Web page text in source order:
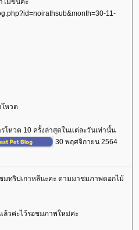
11-
หวต
โหวต 10 ครั้งล่าสุดในแต่ละวันเท่านั้น
30 พฤศจิกายน 2564
ทริปเกาหลีนะคะ ตามมาชมภาพดอกไม้
ล้วค่ะไว้รอชมภาพใหม่ค่ะ